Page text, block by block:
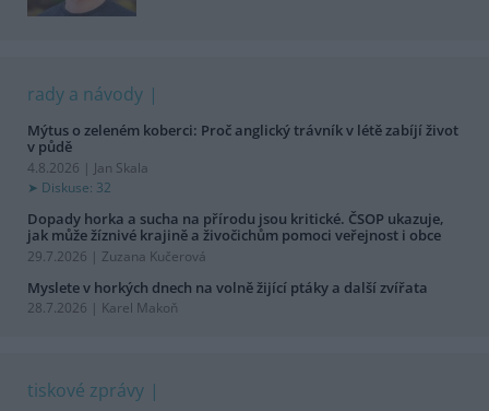
rady a návody
Mýtus o zeleném koberci: Proč anglický trávník v létě zabíjí život
v půdě
4.8.2026 | Jan Skala
Diskuse: 32
Dopady horka a sucha na přírodu jsou kritické. ČSOP ukazuje,
jak může žíznivé krajině a živočichům pomoci veřejnost i obce
29.7.2026 | Zuzana Kučerová
Myslete v horkých dnech na volně žijící ptáky a další zvířata
28.7.2026 | Karel Makoň
tiskové zprávy